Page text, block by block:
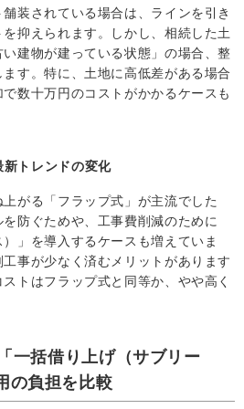
装されている場合は、ラインを引き
抑えられます。しかし、相続した土
建物が建っている状態」の場合、整
す。特に、土地に高低差がある場合
数十万円のコストがかかるケースも
トレンドの変化
がる「フラップ式」が主流でした
防ぐためや、工事費削減のために
）」を導入するケースも増えていま
事が少なく済むメリットがあります
トはフラップ式と同等か、やや高く
一括借り上げ（サブリー
の負担を比較